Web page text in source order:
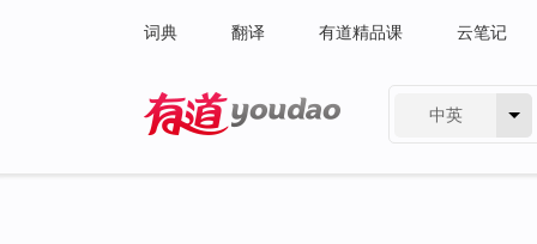
词典 翻译 有道精品课 云笔记
中英